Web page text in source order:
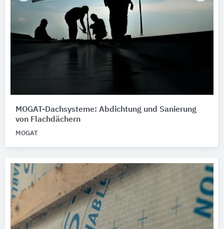
MOGAT-Dachsysteme: Abdichtung und Sanierung
von Flachdächern
MOGAT